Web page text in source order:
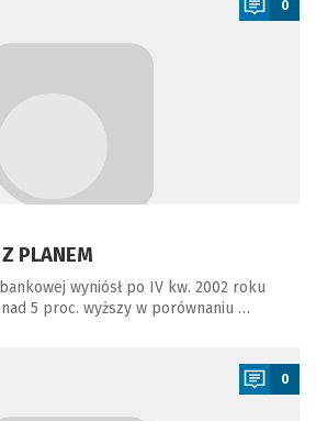
0
PLANEM
wyniósł po IV kw. 2002 roku
5 proc. wyższy w porównaniu …
0